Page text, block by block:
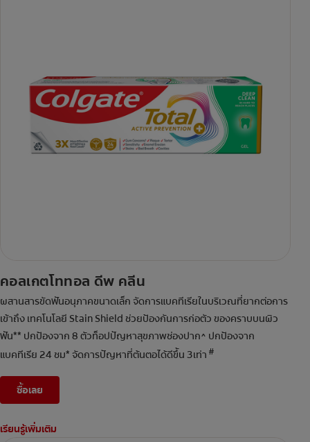
คอลเกตโททอล ดีพ คลีน
ผสานสารขัดฟันอนุภาคขนาดเล็ก จัดการแบคทีเรียในบริเวณที่ยากต่อการ
เข้าถึง เทคโนโลยี Stain Shield ช่วยป้องกันการก่อตัว ของคราบบนผิว
ฟัน** ปกป้องจาก 8 ตัวท็อปปัญหาสุขภาพช่องปาก^ ปกป้องจาก
แบคทีเรีย 24 ชม* จัดการปัญหาที่ต้นตอได้ดีขึ้น 3เท่า #
ซื้อเลย
เรียนรู้เพิ่มเติม